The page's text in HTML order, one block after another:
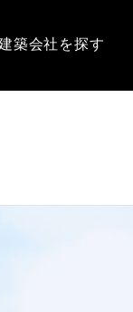
築会社を探す